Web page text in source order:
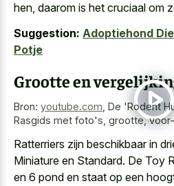
hen, daarom is het cruciaal om
Suggestion: Adoptiehond
Potje
Grootte en
Bron: youtube.com De 'Rodent
Rasgids met foto's, grootte,
Ratterriers zijn beschikbaar in
Miniature en Standard. De Toy
en 6 pond en staat op een